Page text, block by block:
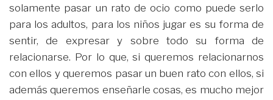
solamente pasar un rato de ocio como puede serlo
para los adultos, para los niños jugar es su forma de
sentir, de expresar y sobre todo su forma de
relacionarse. Por lo que, si queremos relacionarnos
con ellos y queremos pasar un buen rato con ellos, si
además queremos enseñarle cosas, es mucho mejor